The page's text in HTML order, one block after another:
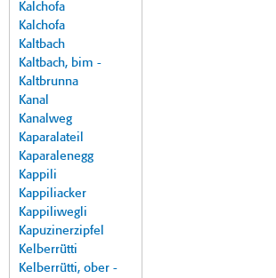
Kalchofa
Kalchofa
Kaltbach
Kaltbach, bim -
Kaltbrunna
Kanal
Kanalweg
Kaparalateil
Kaparalenegg
Kappili
Kappiliacker
Kappiliwegli
Kapuzinerzipfel
Kelberrütti
Kelberrütti, ober -